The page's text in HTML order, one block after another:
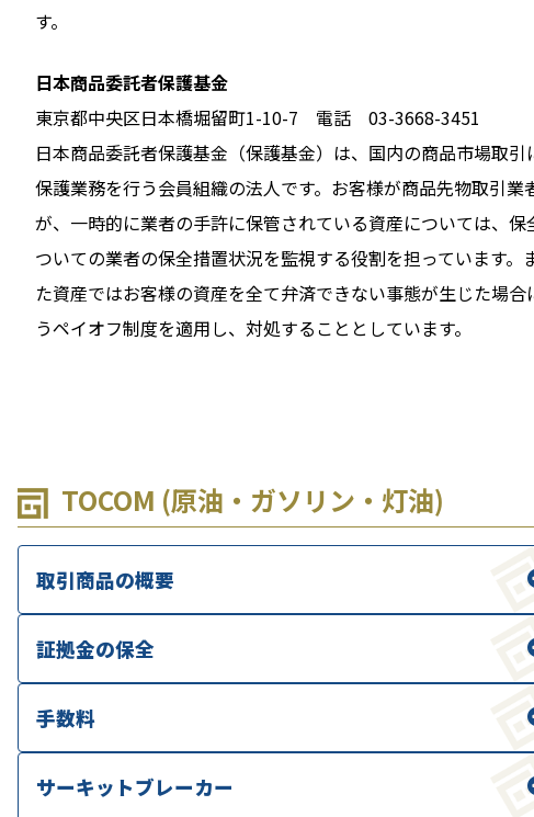
す。
日本商品委託者保護基金
東京都中央区日本橋堀留町1-10-7 電話 03-3668-3451
日本商品委託者保護基金（保護基金）は、国内の商品市場取
保護業務を行う会員組織の法人です。お客様が商品先物取引
が、一時的に業者の手許に保管されている資産については、
ついての業者の保全措置状況を監視する役割を担っています
た資産ではお客様の資産を全て弁済できない事態が生じた場
うペイオフ制度を適用し、対処することとしています。
TOCOM (原油・ガソリン・灯油)
取引商品の概要
証拠金の保全
手数料
サーキットブレーカー